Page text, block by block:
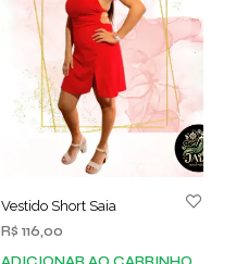
Vestido Short Saia
R$ 116,00